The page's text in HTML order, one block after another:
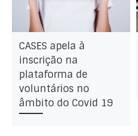
CASES apela à
inscrição na
plataforma de
voluntários no
âmbito do Covid 19